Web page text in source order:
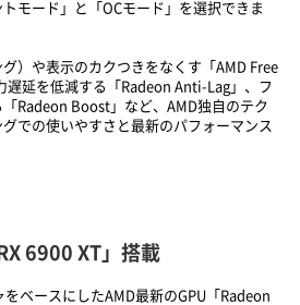
モード」と「OCモード」を選択できま
）や表示のカクつきをなくす「AMD Free
遅延を低減する「Radeon Anti-Lag」、フ
「Radeon Boost」など、AMD独自のテク
での使いやすさと最新のパフォーマンス
6900 XT」搭載
をベースにしたAMD最新のGPU「Radeon